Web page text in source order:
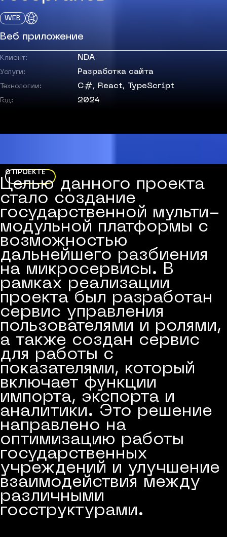
WEB
Веб приложение
Клиент: NDA
Услуги: Разработка сайта
Технологии: C#, React, TypeScript
Год: 2024
О ПРОЕКТЕ
Целью данного проекта
стало создание
государственной мульти-
модульной платформы с
возможностью
дальнейшего разбиения
на микросервисы. В
рамках реализации
проекта был разработан
сервис управления
пользователями и ролями,
а также создан сервис
для работы с
показателями, который
включает функции
импорта, экспорта и
аналитики. Это решение
направлено на
оптимизацию работы
государственных
учреждений и улучшение
взаимодействия между
различными
госструктурами.